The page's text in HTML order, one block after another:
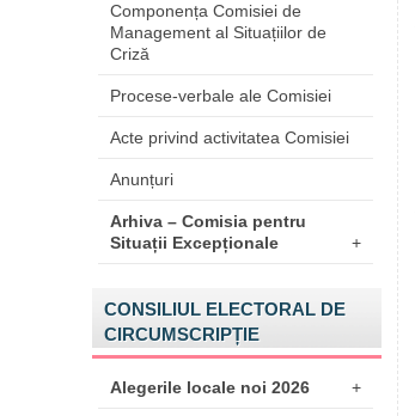
Componența Comisiei de
Management al Situațiilor de
Criză
Procese-verbale ale Comisiei
Acte privind activitatea Comisiei
Anunțuri
Arhiva – Comisia pentru
Situații Excepționale
+
CONSILIUL ELECTORAL DE
CIRCUMSCRIPȚIE
Alegerile locale noi 2026 +